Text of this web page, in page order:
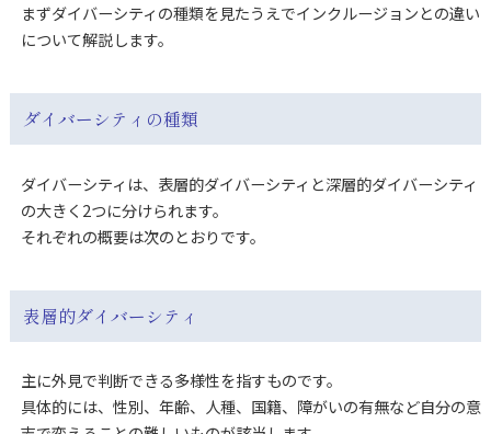
まずダイバーシティの種類を見たうえでインクルージョンとの違い
について解説します。
ダイバーシティの種類
ダイバーシティは、表層的ダイバーシティと深層的ダイバーシティ
の大きく2つに分けられます。
それぞれの概要は次のとおりです。
表層的ダイバーシティ
主に外見で判断できる多様性を指すものです。
具体的には、性別、年齢、人種、国籍、障がいの有無など自分の意